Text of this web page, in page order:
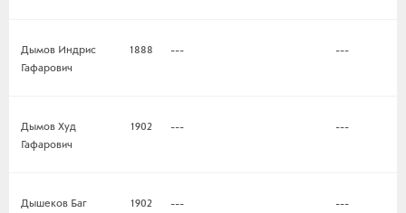
Дымов Индрис
Гафарович
1888 --- ---
Дымов Худ
Гафарович
1902 --- ---
Дышеков Баг
1902 --- ---